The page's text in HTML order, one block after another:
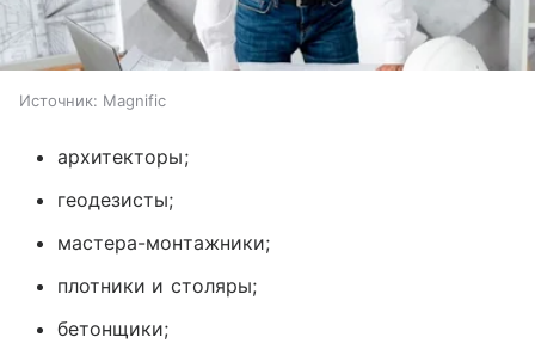
Источник: Magnific
архитекторы;
геодезисты;
мастера-монтажники;
плотники и столяры;
бетонщики;